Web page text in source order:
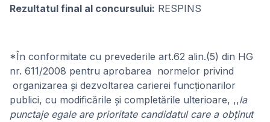
Rezultatul final al concursului: RESPINS
*În conformitate cu prevederile art.62 alin.(5) din HG
nr. 611/2008 pentru aprobarea normelor privind
organizarea și dezvoltarea carierei funcționarilor
publici, cu modificările şi completările ulterioare, ,,la
punctaje egale are prioritate candidatul care a obținut